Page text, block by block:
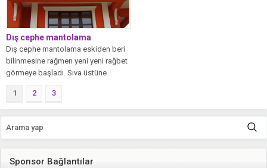
Dış cephe mantolama
Dış cephe mantolama eskiden beri
bilinmesine rağmen yeni yeni rağbet
görmeye başladı. Sıva üstüne
1
2 3
Sponsor Bağlantılar